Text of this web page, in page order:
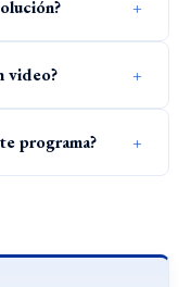
+
video? +
programa? +